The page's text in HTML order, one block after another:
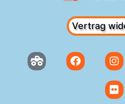
Vertrag